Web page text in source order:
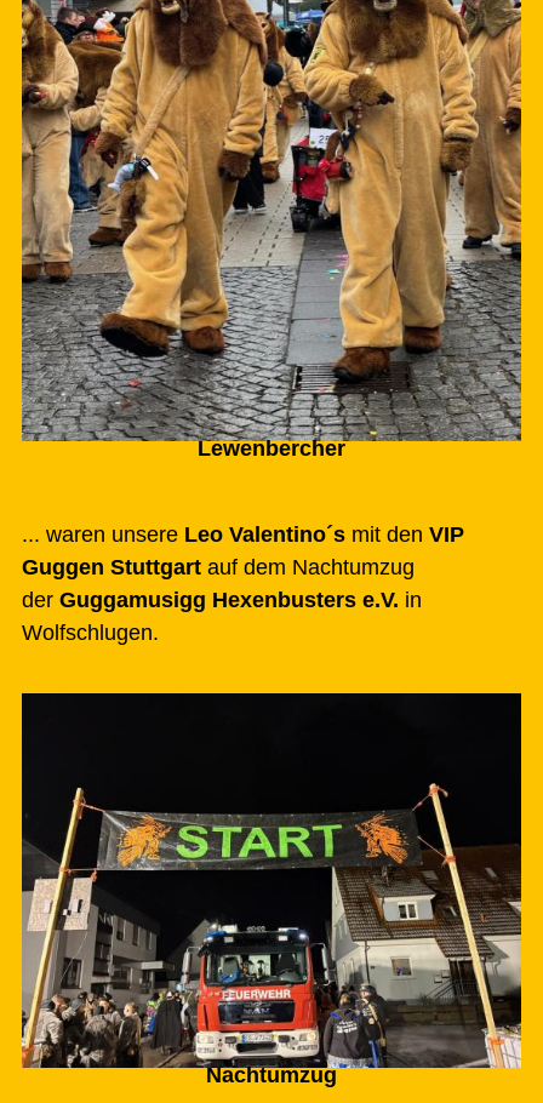
Lewenbercher
... waren unsere Leo Valentino´s mit den VIP
Guggen Stuttgart auf dem Nachtumzug
der Guggamusigg Hexenbusters e.V. in
Wolfschlugen.
Nachtumzug